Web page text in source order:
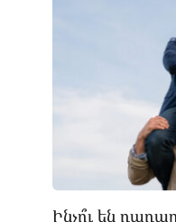
Ինչո՞ւ են